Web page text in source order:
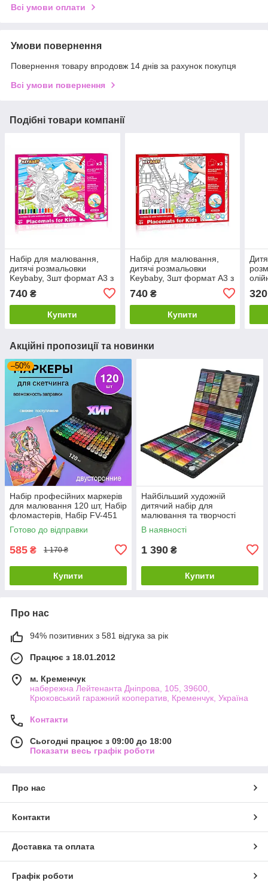
Всі умови оплати
Умови повернення
Повернення товару впродовж 14 днів за рахунок покупця
Всі умови повернення
Подібні товари компанії
Набір для малювання,
дитячі розмальовки
Keybaby, 3шт формат А3 з
серветкою для очищення,
Pink
740 ₴
Купити
Набір для малювання,
дитячі розмальовки
Keybaby, 3шт формат А3 з
серветкою для очищення,
Red
740₴
Купити
320
Акційні пропозиції та новинки
–50%
Набір професійних маркерів
для малювання 120 шт, Набір
фломастерів, Набір FV-451
маркерів sketch
Готово до відправки
585 ₴ 1 170 ₴
Купити
Найбільший художній
дитячий набір для
малювання та творчості
Colorful Italy на 288
предметів!!!
В наявності
1 390 ₴
Купити
Про нас
94% позитивних з 581 відгука за рік
Працює з 18.01.2012
м. Кременчук
набережна Лейтенанта Дніпрова, 105, 39600,
Крюковський гаражний кооператив, Кременчук, Україна
Контакти
Сьогодні працює з 09:00 до 18:00
Показати весь графік роботи
Про нас
Контакти
Доставка та оплата
Графік роботи